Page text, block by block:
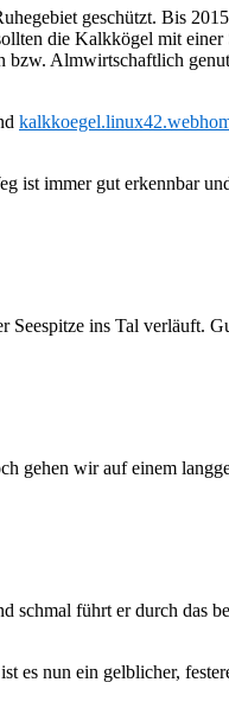
geschützt. Bis
die Kalkkögel mit
Almwirtschaftlich
immer gut erkennbar
ins Tal verläuft.
wir auf einem
führt er durch das
es nun ein gelblicher,